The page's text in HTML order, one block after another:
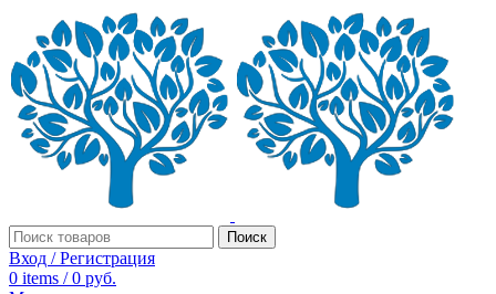
Поиск
Вход / Регистрация
0 items / 0 руб.